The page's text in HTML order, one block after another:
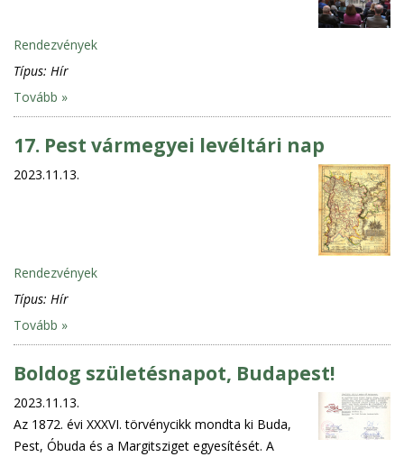
Rendezvények
Típus: Hír
Tovább »
17. Pest vármegyei levéltári nap
2023.11.13.
Rendezvények
Típus: Hír
Tovább »
Boldog születésnapot, Budapest!
2023.11.13.
Az 1872. évi XXXVI. törvénycikk mondta ki Buda,
Pest, Óbuda és a Margitsziget egyesítését. A